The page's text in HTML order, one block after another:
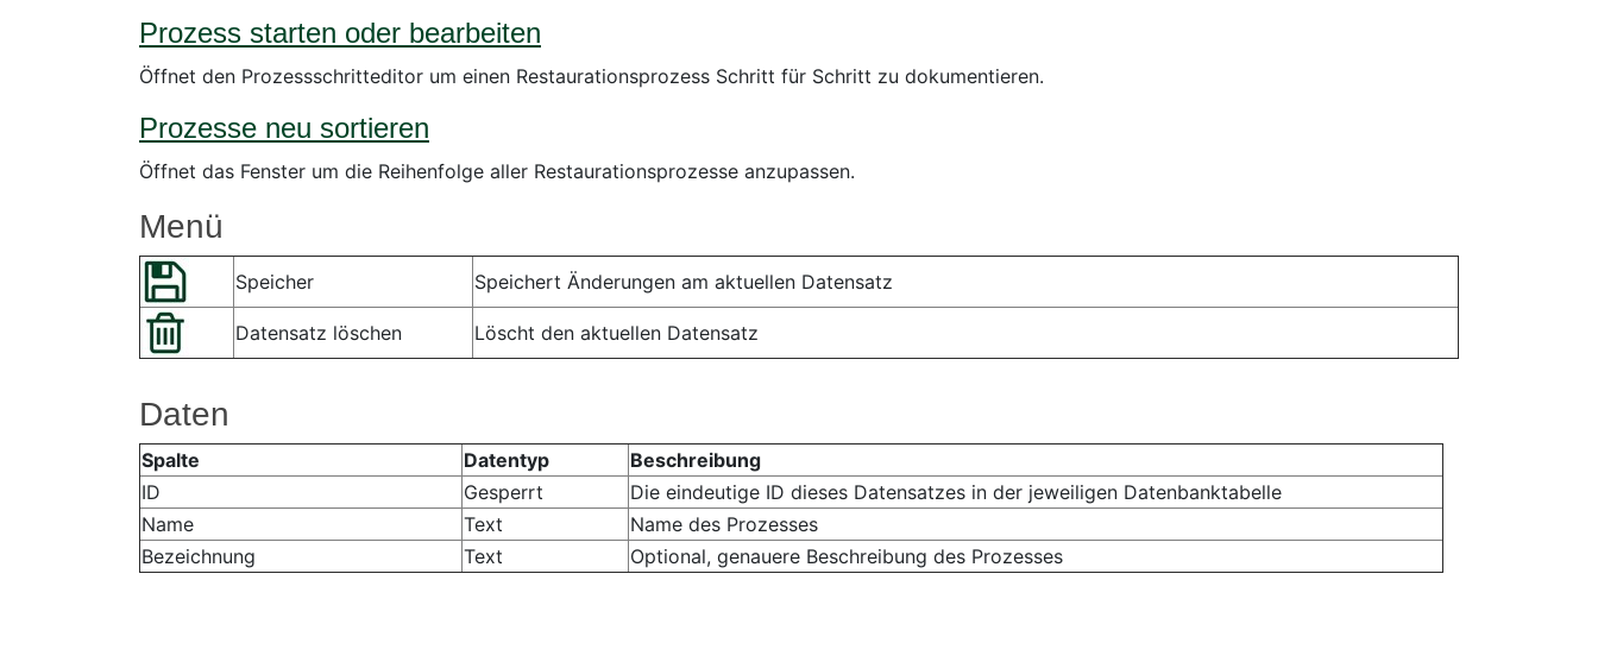
Prozess starten oder bearbeiten
Öffnet den Prozessschritteditor um einen Restaurationsprozess Schritt für Schritt zu dokumentieren.
Prozesse neu sortieren
Öffnet das Fenster um die Reihenfolge aller Restaurationsprozesse anzupassen.
Menü
Speicher Speichert Änderungen am aktuellen Datensatz
Datensatz löschen Löscht den aktuellen Datensatz
Daten
Spalte Datentyp
Beschreibung
ID
Gesperrt
Die eindeutige ID dieses Datensatzes in der jeweiligen Datenbanktabelle
Name
Text
Name des Prozesses
Bezeichnung
Text Optional, genauere Beschreibung des Prozesses